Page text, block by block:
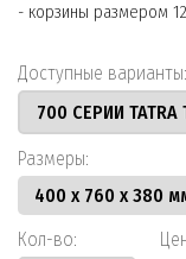
- корзины размером
Доступные варианты:
Размеры:
Кол-во: